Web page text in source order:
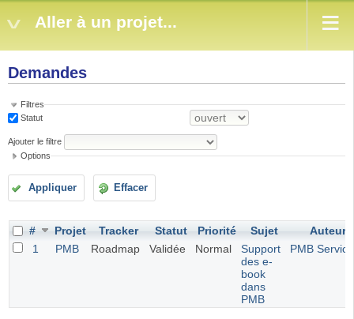
Aller à un projet...
Demandes
Filtres
Statut
Ajouter le filtre
Options
Appliquer Effacer
# Projet Tracker Statut Priorité Sujet
Auteur
1
PMB Roadmap Validée Normal
Support
des e-
book
dans
PMB
PMB